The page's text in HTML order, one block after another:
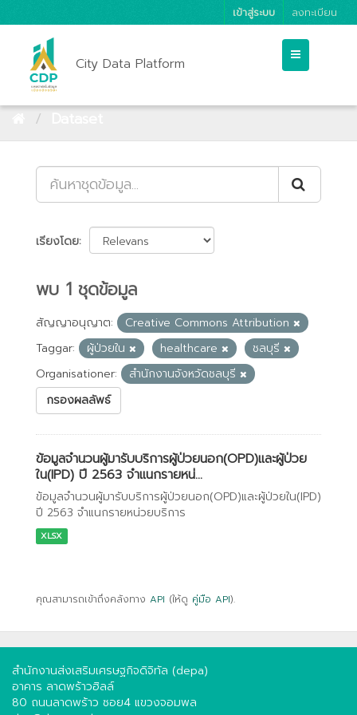
เข้าสู่ระบบ ลงทะเบียน
City Data Platform
เรียงโดย
พบ 1 ชุดข้อมูล
สัญญาอนุญาต:
Creative Commons Attribution
Taggar:
ผู้ป่วยใน healthcare
ชลบุรี
Organisationer:
สำนักงานจังหวัดชลบุรี
กรองผลลัพธ์
ข้อมูลจำนวนผู้มารับบริการผู้ป่วยนอก(OPD)และผู้ป่วย
ใน(IPD) ปี 2563 จำแนกรายหน่...
ข้อมูลจำนวนผู้มารับบริการผู้ป่วยนอก(OPD)และผู้ป่วยใน(IPD)
ปี 2563 จำแนกรายหน่วยบริการ
XLSX
คุณสามารถเข้าถึงคลังทาง API (ให้ดู คู่มือ API).
สำนักงานส่งเสริมเศรษฐกิจดิจิทัล (depa)
อาคาร ลาดพร้าวฮิลล์
80 ถนนลาดพร้าว ซอย4 แขวงจอมพล